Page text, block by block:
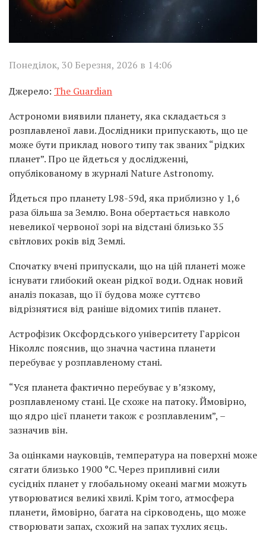
Понеділок, 30 Березня, 2026 в 14:06
Джерело: The Guardian
Астрономи виявили планету, яка складається з
розплавленої лави. Дослідники припускають, що це
може бути приклад нового типу так званих “рідких
планет”. Про це йдеться у дослідженні,
опублікованому в журналі Nature Astronomy.
Йдеться про планету L98-59d, яка приблизно у 1,6
раза більша за Землю. Вона обертається навколо
невеликої червоної зорі на відстані близько 35
світлових років від Землі.
Спочатку вчені припускали, що на цій планеті може
існувати глибокий океан рідкої води. Однак новий
аналіз показав, що її будова може суттєво
відрізнятися від раніше відомих типів планет.
Астрофізик Оксфордського університету Гаррісон
Ніколлс пояснив, що значна частина планети
перебуває у розплавленому стані.
“Уся планета фактично перебуває у в’язкому,
розплавленому стані. Це схоже на патоку. Ймовірно,
що ядро цієї планети також є розплавленим”, –
зазначив він.
За оцінками науковців, температура на поверхні може
сягати близько 1900 °C. Через припливні сили
сусідніх планет у глобальному океані магми можуть
утворюватися великі хвилі. Крім того, атмосфера
планети, ймовірно, багата на сірководень, що може
створювати запах, схожий на запах тухлих яєць.